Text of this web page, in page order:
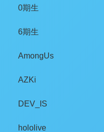
0期生
6期生
AmongUs
AZKi
DEV_IS
hololive